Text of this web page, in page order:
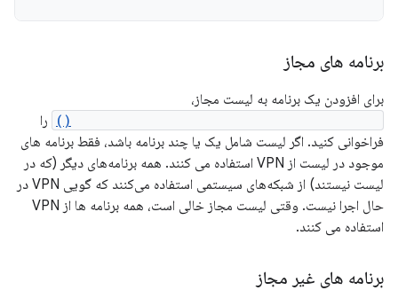
برنامه های مجاز
برای افزودن یک برنامه به لیست مجاز،
را
فراخوانی کنید. اگر لیست شامل یک یا چند برنامه باشد، فقط برنامه های
موجود در لیست از VPN استفاده می کنند. همه برنامه‌های دیگر (که در
لیست نیستند) از شبکه‌های سیستمی استفاده می‌کنند که گویی VPN در
حال اجرا نیست. وقتی لیست مجاز خالی است، همه برنامه ها از VPN
استفاده می کنند.
برنامه های غیر مجاز